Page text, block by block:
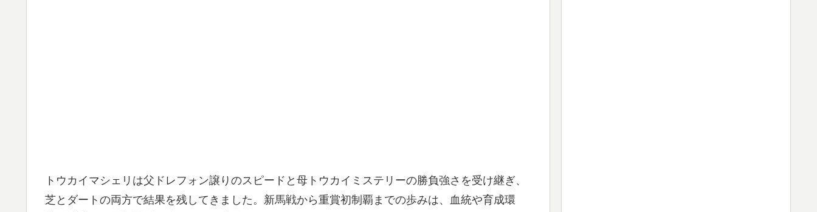
トウカイマシェリは父ドレフォン譲りのスピードと母トウカイミステリーの勝負強さを受け継ぎ、
芝とダートの両方で結果を残してきました。新馬戦から重賞初制覇までの歩みは、血統や育成環